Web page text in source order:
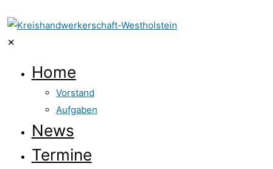
✕
Home
Vorstand
Aufgaben
News
Termine